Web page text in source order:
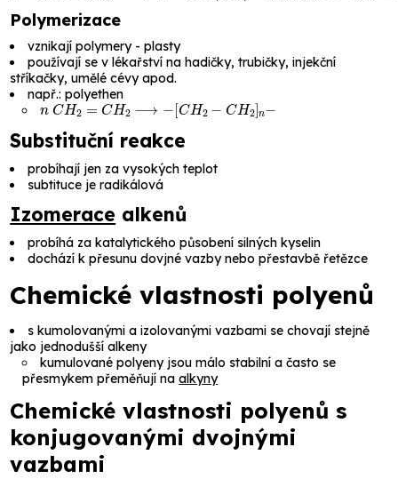
Polymerizace
vznikají polymery - plasty
používají se v lékařství na hadičky, trubičky, injekční
stříkačky, umělé cévy apod.
např.:polyethen
n CH2=CH2⟶ H 2−C ]n−
Substituční reakce
probíhají jen za vysokých teplot
subtituce je radikálová
Izomerace alkenů
probíhá za katalytického působení silných kyselin
dochází k přesunu dovjné vazby nebo přestavbě řetězce
Chemické vlastnosti polyenů
s kumolovanými a izolovanými vazbami se chovají stejně
jako jednodušší alkeny
kumulované polyeny jsou málo stabilní a často se
přesmykem přeměňují naalkyny
Chemické vlastnosti polyenů s
konjugovanými dvojnými
vazbami